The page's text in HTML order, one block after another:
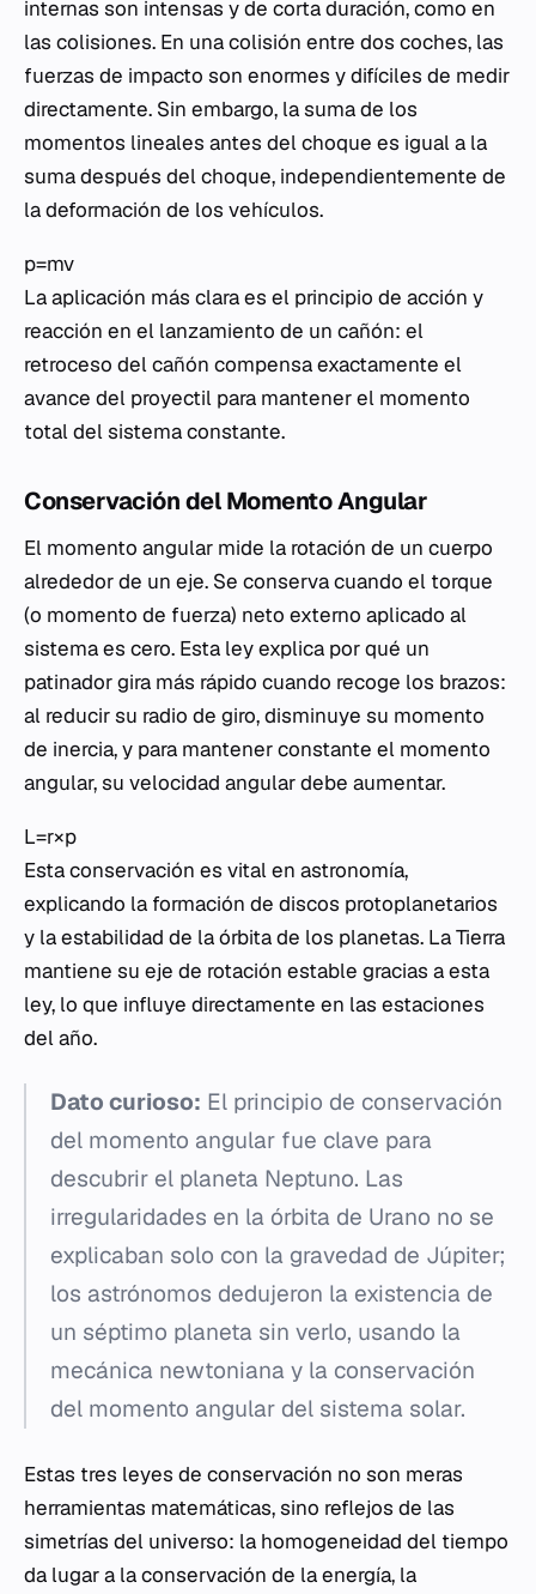
internas son intensas y de corta duración, como en
las colisiones. En una colisión entre dos coches, las
fuerzas de impacto son enormes y difíciles de medir
directamente. Sin embargo, la suma de los
momentos lineales antes del choque es igual a la
suma después del choque, independientemente de
la deformación de los vehículos.
p​=mv
La aplicación más clara es el principio de acción y
reacción en el lanzamiento de un cañón: el
retroceso del cañón compensa exactamente el
avance del proyectil para mantener el momento
total del sistema constante.
Conservación del Momento Angular
El momento angular mide la rotación de un cuerpo
alrededor de un eje. Se conserva cuando el torque
(o momento de fuerza) neto externo aplicado al
sistema es cero. Esta ley explica por qué un
patinador gira más rápido cuando recoge los brazos:
al reducir su radio de giro, disminuye su momento
de inercia, y para mantener constante el momento
angular, su velocidad angular debe aumentar.
L=r×p​
Esta conservación es vital en astronomía,
explicando la formación de discos protoplanetarios
y la estabilidad de la órbita de los planetas. La Tierra
mantiene su eje de rotación estable gracias a esta
ley, lo que influye directamente en las estaciones
del año.
Dato curioso: El principio de conservación
del momento angular fue clave para
descubrir el planeta Neptuno. Las
irregularidades en la órbita de Urano no se
explicaban solo con la gravedad de Júpiter;
los astrónomos dedujeron la existencia de
un séptimo planeta sin verlo, usando la
mecánica newtoniana y la conservación
del momento angular del sistema solar.
Estas tres leyes de conservación no son meras
herramientas matemáticas, sino reflejos de las
simetrías del universo: la homogeneidad del tiempo
da lugar a la conservación de la energía, la